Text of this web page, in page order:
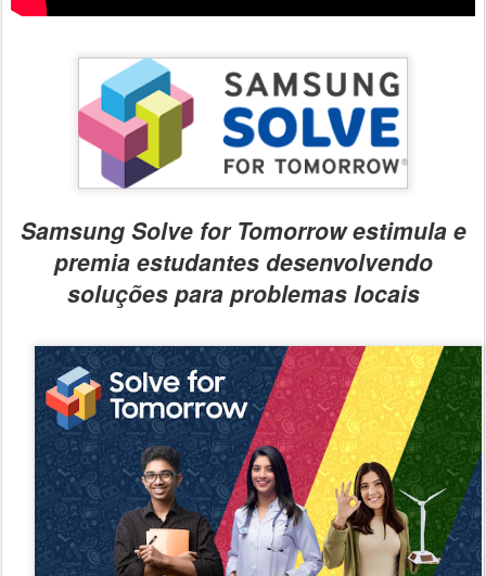
Samsung Solve for Tomorrow estimula e
premia estudantes desenvolvendo
soluções para problemas locais